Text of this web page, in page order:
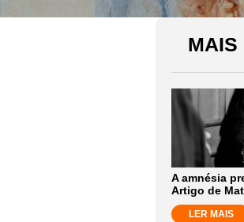
MAIS
A amnésia
Artigo de
LER MAIS